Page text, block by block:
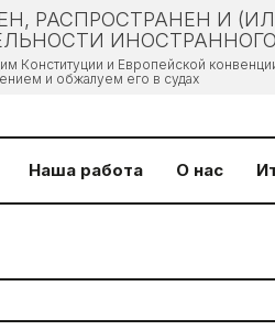
РАСПРОСТРАНЕН И
Конституции и Европейской
и обжалуем его в судах
Наша работа О нас